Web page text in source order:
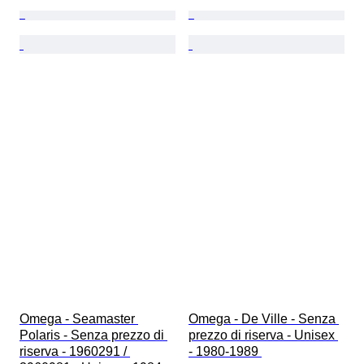
Omega - Seamaster
Polaris - Senza prezzo di
riserva - 1960291 /
Omega - De Ville - Senza
prezzo di riserva - Unisex
- 1980-1989